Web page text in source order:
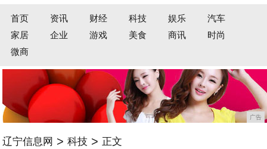
首页 资讯 财经 科技 娱乐
汽车
家居
企业 游戏 美食 商讯
时尚
微商
广告
辽宁信息网 > 科技 > 正文